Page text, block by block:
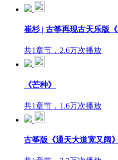
崔杉 | 古筝再现古天乐版
共1章节，2.6万次播放
《芒种》
共1章节，1.6万次播放
古筝版《通天大道宽又阔》